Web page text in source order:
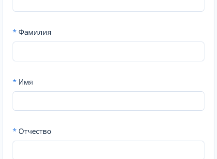
* Фамилия
* Имя
* Отчество